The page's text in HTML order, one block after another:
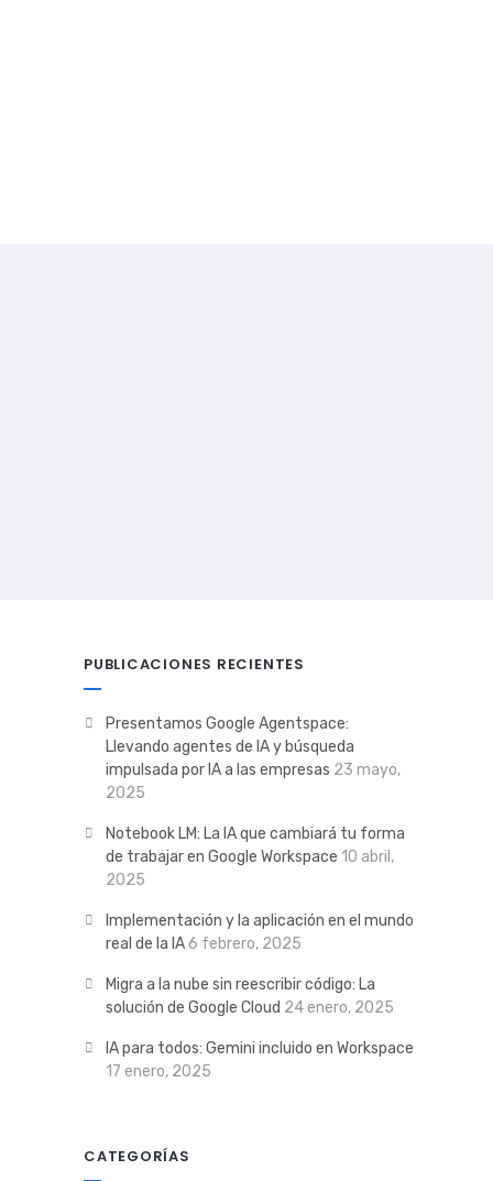
PUBLICACIONES RECIENTES
Presentamos Google Agentspace:
Llevando agentes de IA y búsqueda
impulsada por IA a las empresas 23 mayo,
2025
Notebook LM: La IA que cambiará tu forma
de trabajar en Google Workspace 10 abril,
2025
Implementación y la aplicación en el mundo
real de la IA 6 febrero, 2025
Migra a la nube sin reescribir código: La
solución de Google Cloud 24 enero, 2025
IA para todos: Gemini incluido en Workspace
17 enero, 2025
CATEGORÍAS